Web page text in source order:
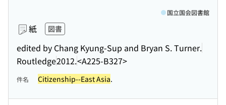
紙 図書
edited by Chang Kyung-Sup and Bryan S. Turner.
Routledge2012.<A225-B327>
国立国会図書館
件名 Citizenship--East Asia.